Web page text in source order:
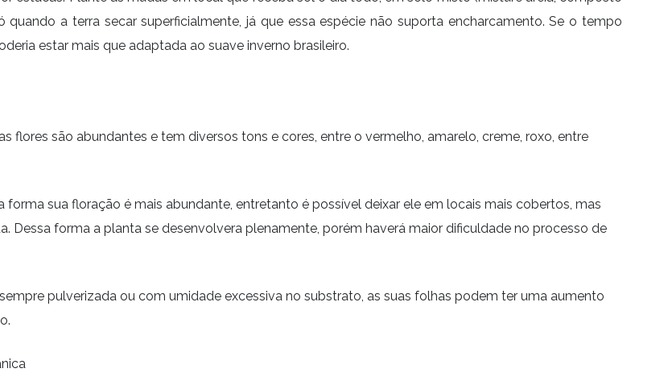
a terra secar superficialmente, já que essa espécie não suporta encharcamento. Se o tempo
estar mais que adaptada ao suave inverno brasileiro.
flores são abundantes e tem diversos tons e cores, entre o vermelho, amarelo, creme, roxo, entre
forma sua floração é mais abundante, entretanto é possível deixar ele em locais mais cobertos, mas
Dessa forma a planta se desenvolvera plenamente, porém haverá maior dificuldade no processo de
pulverizada ou com umidade excessiva no substrato, as suas folhas podem ter uma aumento